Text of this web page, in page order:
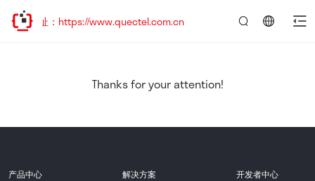
访问新址：https://www.quectel.com.cn
Thanks for your attention!
产品中心 解决方案 开发者中心